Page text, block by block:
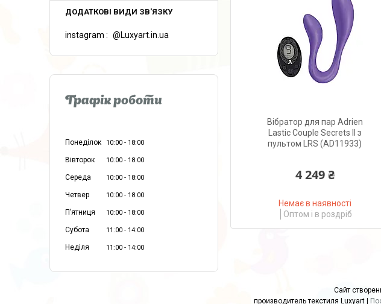
Вібратор для пар Adrien
Lastic Couple Secrets II з
пультом LRS (AD11933)
4 249 ₴
Немає в наявності
Оптом і в роздріб
instagram @Luxyart.in.ua
Графік роботи
Понеділок 10:00 18:00
Вівторок 10:00 18:00
Середа 10:00 18:00
Четвер 10:00 18:00
Пʼятниця 10:00 18:00
Субота 11:00 14:00
Неділя 11:00 14:00
Сайт